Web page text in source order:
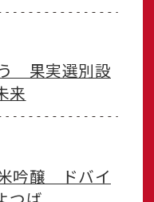
果実選別設
来
吟醸 ドバイ